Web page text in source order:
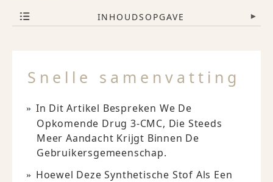
INHOUDSOPGAVE ▾
Snelle samenvatting
In Dit Artikel Bespreken We De
Opkomende Drug 3-CMC, Die Steeds
Meer Aandacht Krijgt Binnen De
Gebruikersgemeenschap.
Hoewel Deze Synthetische Stof Als Een